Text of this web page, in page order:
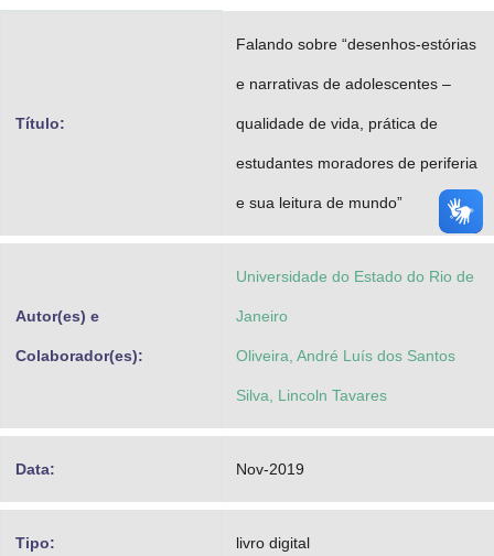
Título:
Falando sobre “desenhos-estórias
e narrativas de adolescentes –
qualidade de vida, prática de
estudantes moradores de periferia
e sua leitura de mundo”
Autor(es) e
Colaborador(es):
Universidade do Estado do Rio de
Janeiro
Oliveira, André Luís dos Santos
Silva, Lincoln Tavares
Data: Nov-2019
Tipo: livro digital